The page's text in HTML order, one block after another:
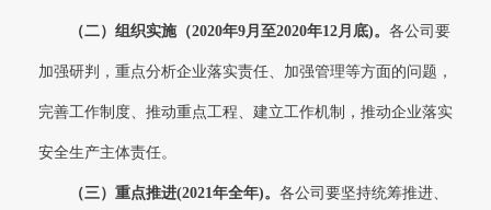
（二）组织实施（2020年9月至2020年12月底)。 各公司要
加强研判，重点分析企业落实责任、加强管理等方面的问题，
完善工作制度、推动重点工程、建立工作机制，推动企业落实
安全生产主体责任。
（三）重点推进(2021年全年)。 各公司要坚持统筹推进、